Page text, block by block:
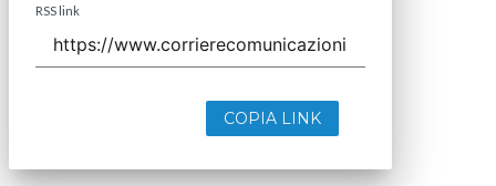
RSS link
COPIA LINK